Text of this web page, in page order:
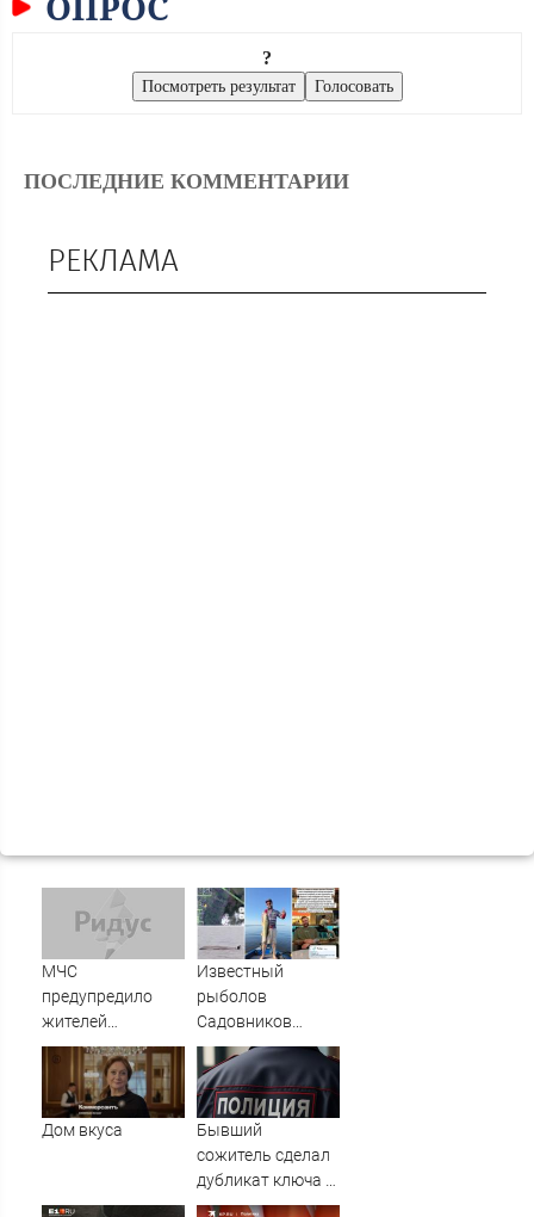
?
ПОСЛЕДНИЕ КОММЕНТАРИИ
РЕКЛАМА
МЧС
предупредило
жителей
Подмосковья об
угрозе атаки
дронов
Известный
рыболов
Садовников
пропал на Волге
во время шторма
Дом вкуса
Бывший
сожитель сделал
дубликат ключа и
обокрал уфимку